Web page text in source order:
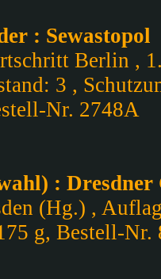
: Sewastopol
Berlin ,
3 ,
Nr. 2748A
: Dresdner
(Hg.) ,
g, Bestell-Nr.